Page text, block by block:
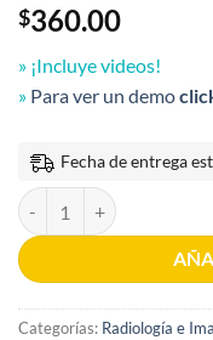
$360.00
» ¡Incluye videos!
» Para ver un demo
Fecha de entrega
Imagenología
Categorías: Radiología e